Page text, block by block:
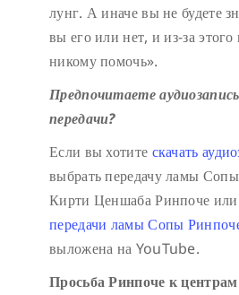
лунг. А иначе вы не будете
вы его или нет, и из-за
никому помочь».
Предпочитаете
передачи?
Если вы хотите скачать
выбрать передачу ламы
Кирти Ценшаба Ринпоче или
передачи ламы Сопы
выложена на YouTube.
Просьба Ринпоче к